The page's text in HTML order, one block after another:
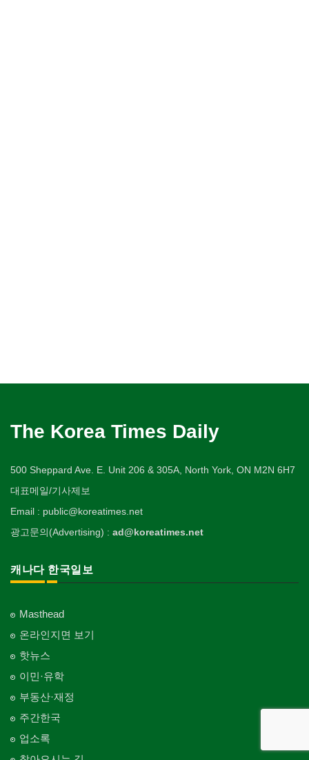
The Korea Times Daily
500 Sheppard Ave. E. Unit 206 & 305A, North York, ON M2N 6H7
대표메일/기사제보
Email : public@koreatimes.net
광고문의(Advertising) : ad@koreatimes.net
캐나다 한국일보
Masthead
온라인지면 보기
핫뉴스
이민·유학
부동산·재정
주간한국
업소록